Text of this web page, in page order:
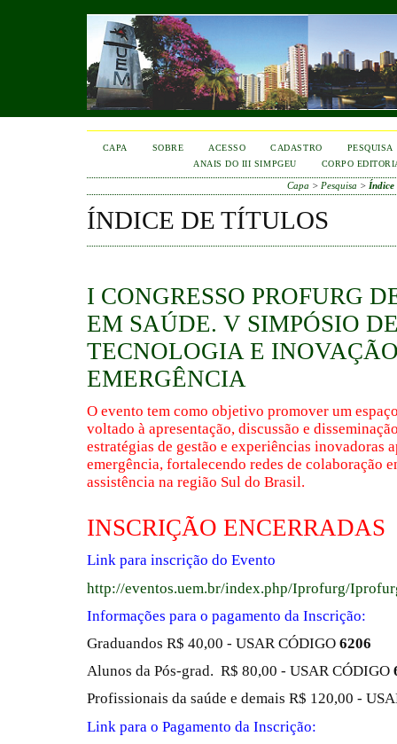
CAPA SOBRE ACESSO CADASTRO
PESQUISA
ANAIS DO III SIMPGEU
CORPO
Capa > Pesquisa > Índice
ÍNDICE DE TÍTULOS
I CONGRESSO PROFURG
EM SAÚDE. V SIMPÓSIO
TECNOLOGIA E
EMERGÊNCIA
O evento tem como objetivo promover um
voltado à apresentação, discussão e
estratégias de gestão e experiências inovadoras
emergência, fortalecendo redes de colaboração
assistência na região Sul do Brasil.
INSCRIÇÃO ENCERRADAS
Link para inscrição do Evento
http://eventos.uem.br/index.php/Iprofurg/
Informações para o pagamento da Inscrição:
Graduandos R$ 40,00 - USAR CÓDIGO 6206
Alunos da Pós-grad. R$ 80,00 - USAR CÓDIGO
Profissionais da saúde e demais R$ 120,00 -
Link para o Pagamento da Inscrição: